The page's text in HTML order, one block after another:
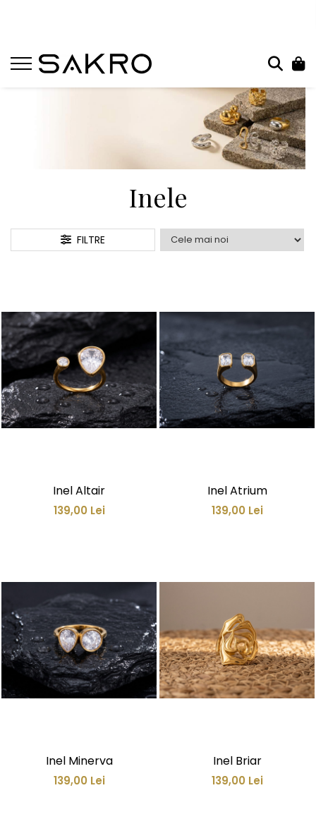
Charms
Bratari
Coliere
Inele
FILTRE
Inel Altair
139,00 Lei
Inel Atrium
139,00 Lei
Inel Minerva
139,00 Lei
Inel Briar
139,00 Lei